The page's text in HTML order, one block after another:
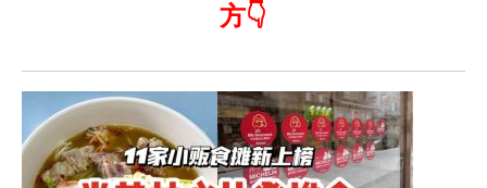
方👇